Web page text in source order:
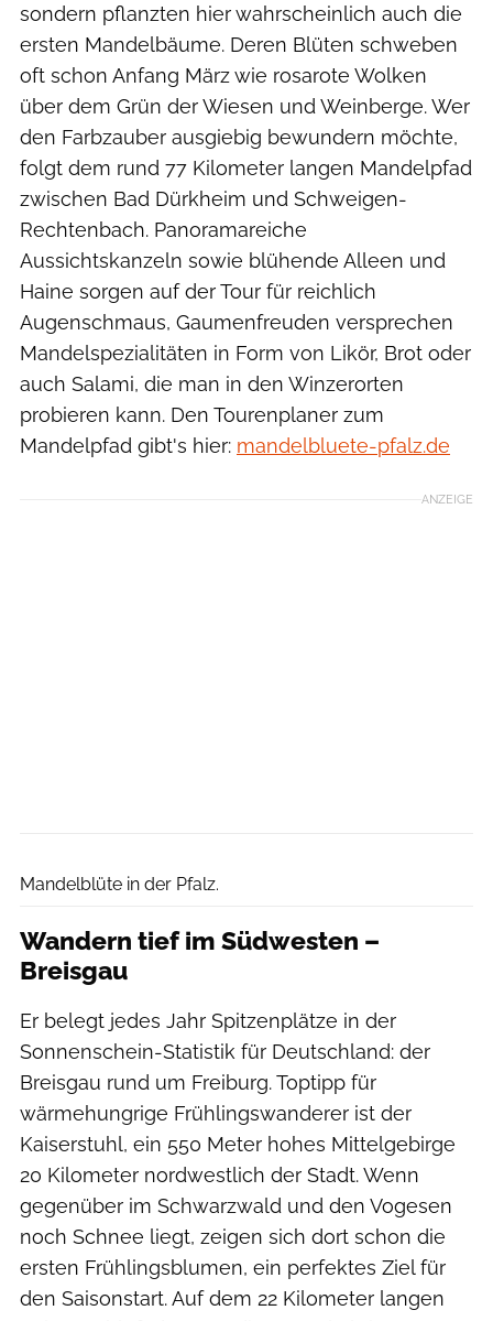
sondern pflanzten hier wahrscheinlich auch die
ersten Mandelbäume. Deren Blüten schweben
oft schon Anfang März wie rosarote Wolken
über dem Grün der Wiesen und Weinberge. Wer
den Farbzauber ausgiebig bewundern möchte,
folgt dem rund 77 Kilometer langen Mandelpfad
zwischen Bad Dürkheim und Schweigen-
Rechtenbach. Panoramareiche
Aussichtskanzeln sowie blühende Alleen und
Haine sorgen auf der Tour für reichlich
Augenschmaus, Gaumenfreuden versprechen
Mandelspezialitäten in Form von Likör, Brot oder
auch Salami, die man in den Winzerorten
probieren kann. Den Tourenplaner zum
Mandelpfad gibt's hier: mandelbluete-pfalz.de
ANZEIGE
Mandelblüte in der Pfalz.
Wandern tief im Südwesten –
Breisgau
Er belegt jedes Jahr Spitzenplätze in der
Sonnenschein-Statistik für Deutschland: der
Breisgau rund um Freiburg. Toptipp für
wärmehungrige Frühlingswanderer ist der
Kaiserstuhl, ein 550 Meter hohes Mittelgebirge
20 Kilometer nordwestlich der Stadt. Wenn
gegenüber im Schwarzwald und den Vogesen
noch Schnee liegt, zeigen sich dort schon die
ersten Frühlingsblumen, ein perfektes Ziel für
den Saisonstart. Auf dem 22 Kilometer langen